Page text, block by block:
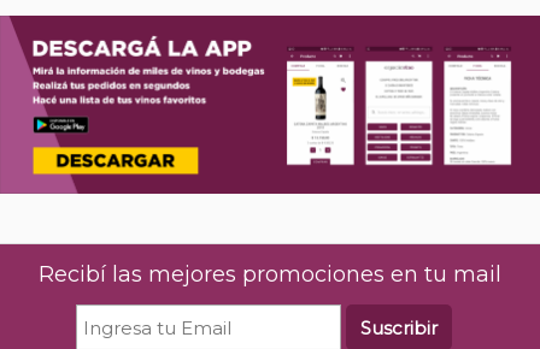
Recibí las mejores promociones en tu mail
Suscribir